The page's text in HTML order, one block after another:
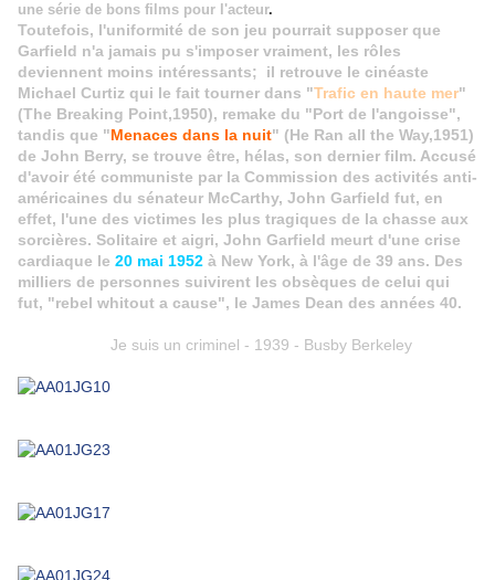
une série de bons films pour l'acteur.
Toutefois, l'uniformité de son jeu pourrait supposer que
Garfield n'a jamais pu s'imposer vraiment, les rôles
deviennent moins intéressants; il retrouve le cinéaste
Michael Curtiz qui le fait tourner dans "Trafic en haute mer"
(The Breaking Point,1950), remake du "Port de l'angoisse",
tandis que "Menaces dans la nuit" (He Ran all the Way,1951)
de John Berry, se trouve être, hélas, son dernier film. Accusé
d'avoir été communiste par la Commission des activités anti-
américaines du sénateur McCarthy, John Garfield fut, en
effet, l'une des victimes les plus tragiques de la chasse aux
sorcières. Solitaire et aigri, John Garfield meurt d'une crise
cardiaque le 20 mai 1952 à New York, à l'âge de 39 ans. Des
milliers de personnes suivirent les obsèques de celui qui
fut, "rebel whitout a cause", le James Dean des années 40.
Je suis un criminel - 1939 - Busby Berkeley